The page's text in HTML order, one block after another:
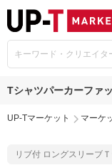
Tシャツパーカーファ
UP-Tマーケット マーケ
リブ付 ロングスリーブ